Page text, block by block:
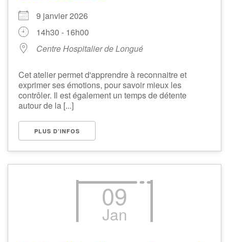
9 janvier 2026
14h30 - 16h00
Centre Hospitalier de Longué
Cet atelier permet d'apprendre à reconnaitre et
exprimer ses émotions, pour savoir mieux les
contrôler. Il est également un temps de détente
autour de la [...]
PLUS D’INFOS
09
Jan